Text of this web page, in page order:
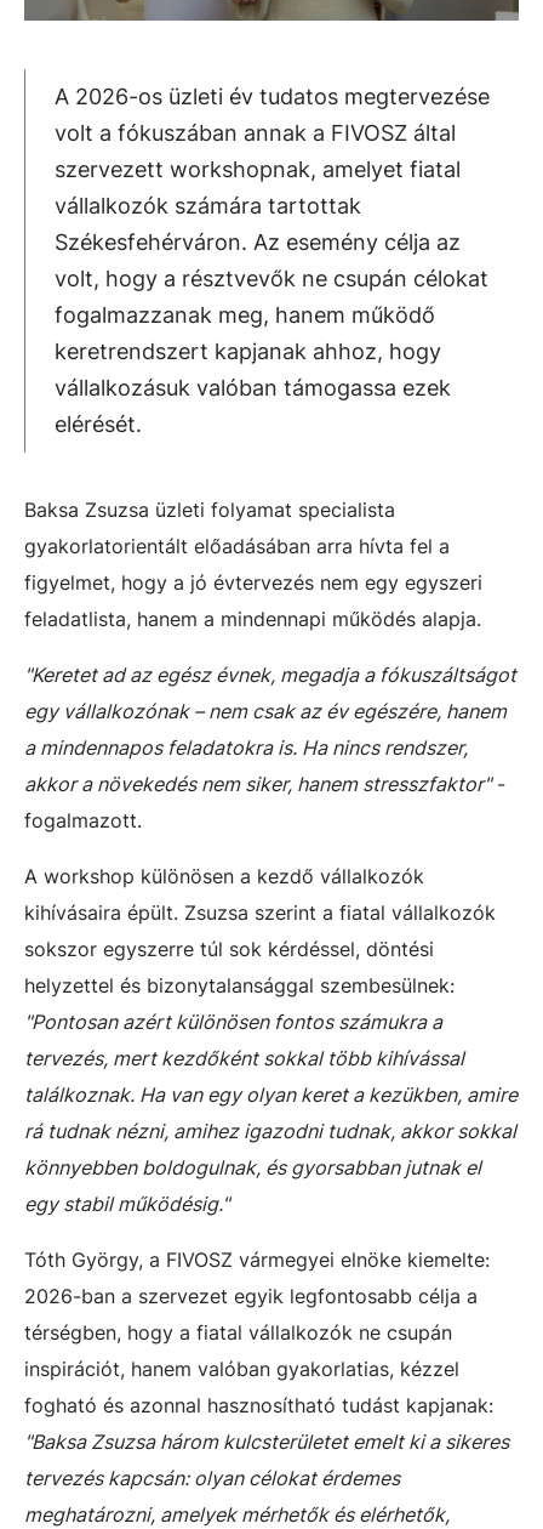
A 2026-os üzleti év tudatos megtervezése
volt a fókuszában annak a FIVOSZ által
szervezett workshopnak, amelyet fiatal
vállalkozók számára tartottak
Székesfehérváron. Az esemény célja az
volt, hogy a résztvevők ne csupán célokat
fogalmazzanak meg, hanem működő
keretrendszert kapjanak ahhoz, hogy
vállalkozásuk valóban támogassa ezek
elérését.
Baksa Zsuzsa üzleti folyamat specialista
gyakorlatorientált előadásában arra hívta fel a
figyelmet, hogy a jó évtervezés nem egy egyszeri
feladatlista, hanem a mindennapi működés alapja.
"Keretet ad az egész évnek, megadja a fókuszáltságot
egy vállalkozónak – nem csak az év egészére, hanem
a mindennapos feladatokra is. Ha nincs rendszer,
akkor a növekedés nem siker, hanem stresszfaktor"-
fogalmazott.
A workshop különösen a kezdő vállalkozók
kihívásaira épült. Zsuzsa szerint a fiatal vállalkozók
sokszor egyszerre túl sok kérdéssel, döntési
helyzettel és bizonytalansággal szembesülnek:
"Pontosan azért különösen fontos számukra a
tervezés, mert kezdőként sokkal több kihívással
találkoznak. Ha van egy olyan keret a kezükben, amire
rá tudnak nézni, amihez igazodni tudnak, akkor sokkal
könnyebben boldogulnak, és gyorsabban jutnak el
egy stabil működésig."
Tóth György, a FIVOSZ vármegyei elnöke kiemelte:
2026-ban a szervezet egyik legfontosabb célja a
térségben, hogy a fiatal vállalkozók ne csupán
inspirációt, hanem valóban gyakorlatias, kézzel
fogható és azonnal hasznosítható tudást kapjanak:
"Baksa Zsuzsa három kulcsterületet emelt ki a sikeres
tervezés kapcsán: olyan célokat érdemes
meghatározni, amelyek mérhetők és elérhetők,